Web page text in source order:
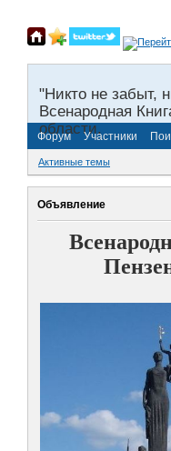
"Никто не забыт,
Всенародная
области.
Форум Участники
Активные темы
Объявление